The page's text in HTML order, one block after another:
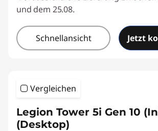
und dem 25.08.
Schnellansicht Jetzt
Vergleichen
Legion Tower 5i Gen 10
(Desktop)